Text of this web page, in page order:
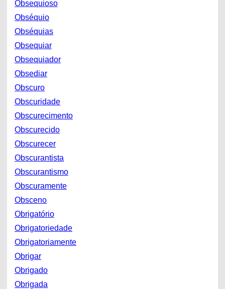
Obsequioso
Obséquio
Obséquias
Obsequiar
Obsequiador
Obsediar
Obscuro
Obscuridade
Obscurecimento
Obscurecido
Obscurecer
Obscurantista
Obscurantismo
Obscuramente
Obsceno
Obrigatório
Obrigatoriedade
Obrigatoriamente
Obrigar
Obrigado
Obrigada